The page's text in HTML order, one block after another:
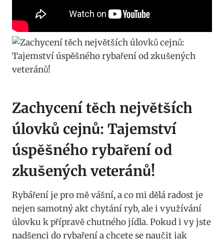
Zachycení těch největších
úlovků cejnů: Tajemství
úspěšného rybaření od
zkušených veteránů!
Rybáření je pro mě vášní, a co mi dělá radost je
nejen samotný akt chytání ryb, ale i využívání
úlovku k přípravě chutného jídla. Pokud i vy jste
nadšenci do rybaření a chcete se naučit jak